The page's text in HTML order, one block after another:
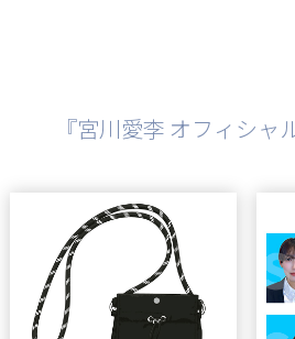
『宮川愛李 オフィシャ